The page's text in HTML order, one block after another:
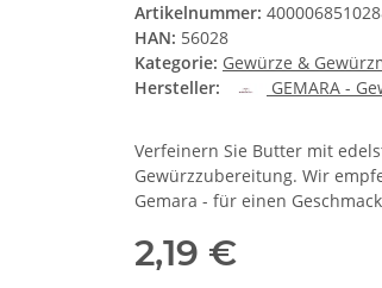
Artikelnummer:
HAN: 56028
Kategorie: Gewürze &
Hersteller:
GEMARA -
Verfeinern Sie Butter mit
Gewürzzubereitung. Wir
Gemara - für einen
2,19 €